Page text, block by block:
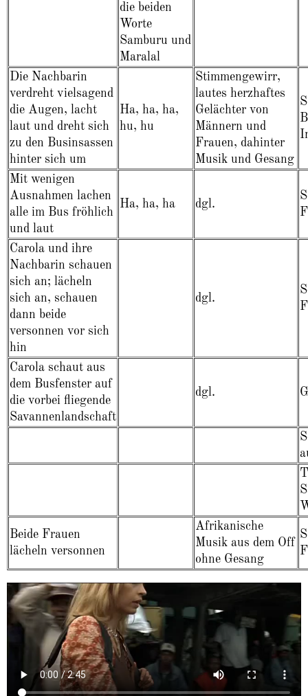
die beiden
Worte
Samburu und
Maralal
Die Nachbarin
verdreht vielsagend
die Augen, lacht
laut und dreht sich
zu den Businsassen
hinter sich um
Ha, ha, ha,
hu, hu
Stimmengewirr,
lautes herzhaftes
Gelächter von
Männern und
Frauen, dahinter
Musik und Gesang
Mit wenigen
Ausnahmen lachen
alle im Bus fröhlich
und laut
Ha, ha, ha dgl.
Carola und ihre
Nachbarin schauen
sich an; lächeln
sich an, schauen
dann beide
versonnen vor sich
hin
dgl.
Carola schaut aus
dem Busfenster auf
die vorbei fliegende
Savannenlandschaft
dgl.
Beide Frauen
lächeln versonnen
Afrikanische
Musik aus dem Off
ohne Gesang